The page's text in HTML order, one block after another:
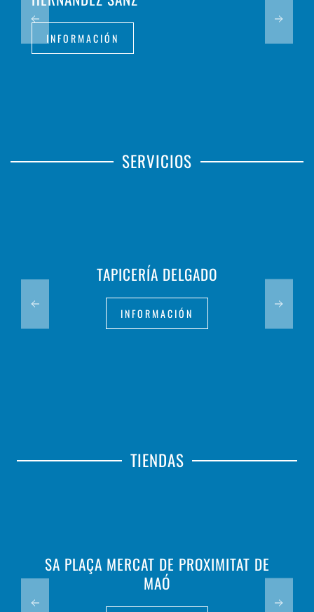
INFORMACIÓN
SERVICIOS
TAPICERÍA DELGADO
INFORMACIÓN
TIENDAS
SA PLAÇA MERCAT DE PROXIMITAT DE
MAÓ